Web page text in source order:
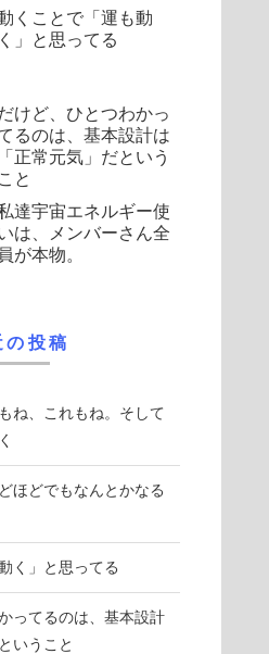
くことで「運も動
く」と思ってる
けど、ひとつわかっ
るのは、基本設計は
「正常元気」だという
こと
達宇宙エネルギー使
は、メンバーさん全
員が本物。
の投稿
ね、これもね。そして
ほどでもなんとかなる
く」と思ってる
ってるのは、基本設計
いうこと